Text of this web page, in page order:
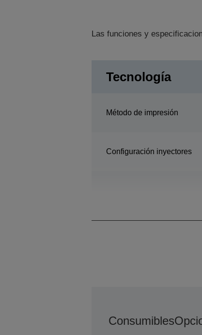
Las funciones y
Tecnología
Método de impresión
Configuración inyectores
Consumibles